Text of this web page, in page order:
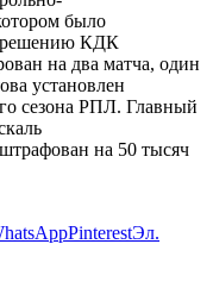
было
решению КДК
на два матча, один
установлен
сезона РПЛ. Главный
на 50 тысяч
PinterestЭл.